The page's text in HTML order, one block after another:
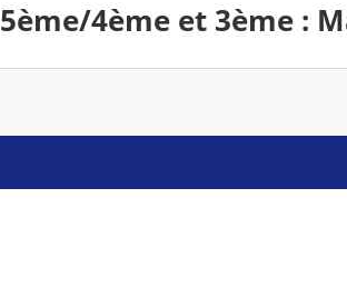
5ème/4ème et 3ème :